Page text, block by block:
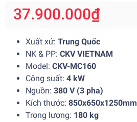
37.900.000₫
Xuất xứ: Trung Quốc
NK & PP: CKV VIETNAM
Model: CKV-MC160
Công suất: 4 kW
Nguồn: 380 V (3 pha)
Kích thước: 850x650x1250mm
Trọng lượng: 180 kg